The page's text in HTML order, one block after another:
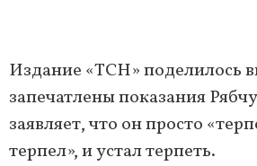
Издание «ТСН» поделилось
запечатлены показания
заявляет, что он просто
терпел», и устал терпеть.